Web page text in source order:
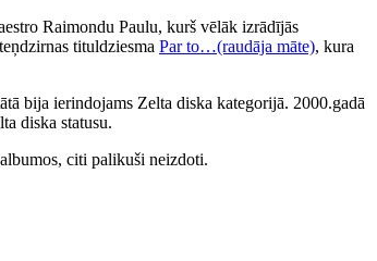
Raimondu Paulu, kurš vēlāk izrādījās
tituldziesma Par to…(raudāja māte), kura
bija ierindojams Zelta diska kategorijā. 2000.gadā
diska statusu.
citi palikuši neizdoti.